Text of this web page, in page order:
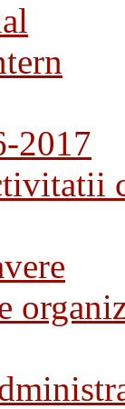
2017